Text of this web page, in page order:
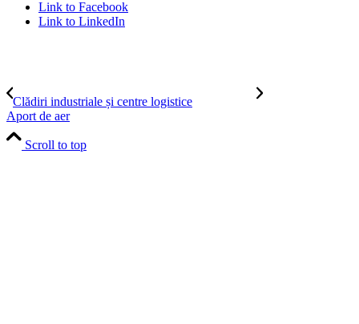
Link to Facebook
Link to LinkedIn
Clădiri industriale și centre logistice
Aport de aer
Scroll to top